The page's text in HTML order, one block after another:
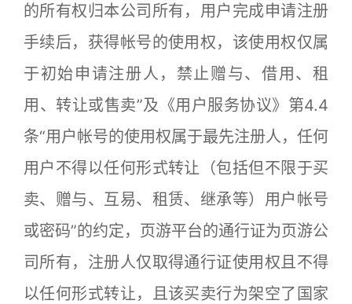
的所有权归本公司所有，用户完成申请注册
手续后，获得帐号的使用权，该使用权仅属
于初始申请注册人，禁止赠与、借用、租
用、转让或售卖”及《用户服务协议》第4.4
条“用户帐号的使用权属于最先注册人，任何
用户不得以任何形式转让（包括但不限于买
卖、赠与、互易、租赁、继承等）用户帐号
或密码”的约定，页游平台的通行证为页游公
司所有，注册人仅取得通行证使用权且不得
以任何形式转让，且该买卖行为架空了国家